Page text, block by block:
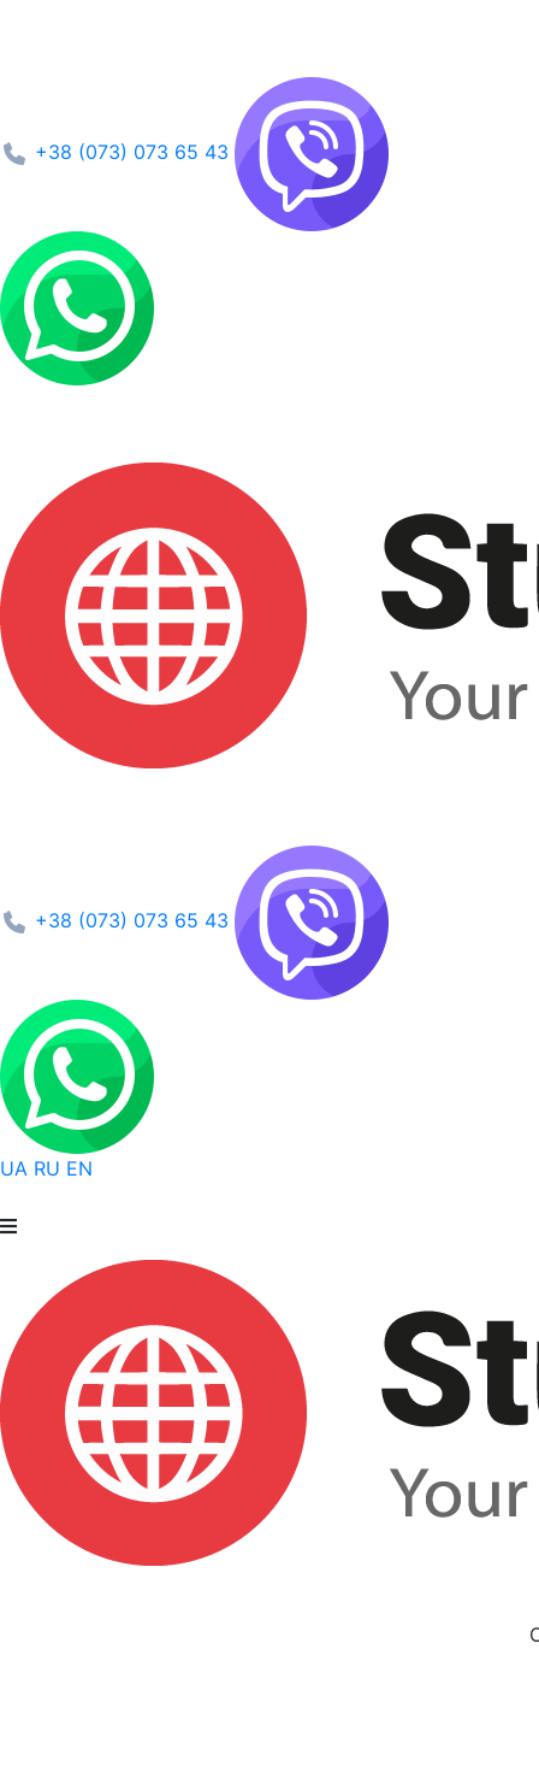
+38 (073) 073 65 43
+38 (073) 073 65 43
UA RU EN